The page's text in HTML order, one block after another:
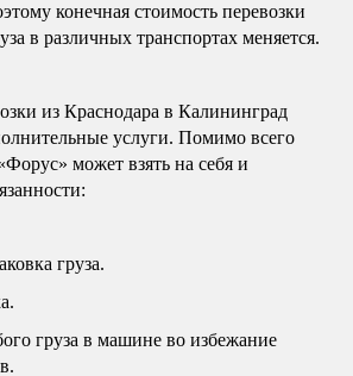
конечная стоимость перевозки
в различных транспортах меняется.
из Краснодара в Калининград
услуги. Помимо всего
может взять на себя и
груза.
груза в машине во избежание